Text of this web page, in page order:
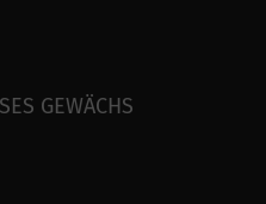
GEWÄCHS